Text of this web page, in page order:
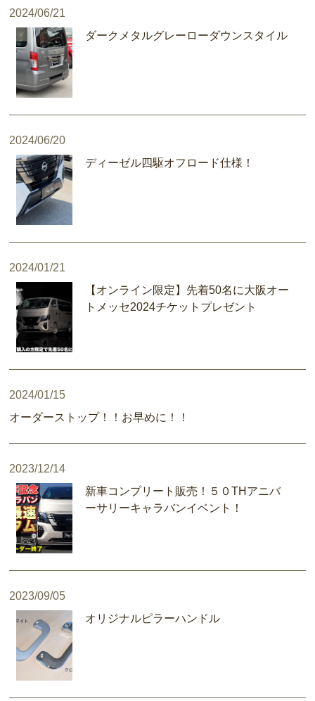
2024/06/21
ダークメタルグレーローダウンスタイル
2024/06/20
ディーゼル四駆オフロード仕様！
2024/01/21
【オンライン限定】先着50名に大阪オー
トメッセ2024チケットプレゼント
2024/01/15
オーダーストップ！！お早めに！！
2023/12/14
新車コンプリート販売！５０THアニバ
ーサリーキャラバンイベント！
2023/09/05
オリジナルピラーハンドル